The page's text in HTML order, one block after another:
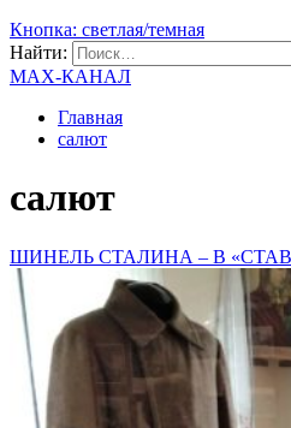
Кнопка: светлая/темная
Найти:
MAX-КАНАЛ
Главная
салют
салют
ШИНЕЛЬ СТАЛИНА – В